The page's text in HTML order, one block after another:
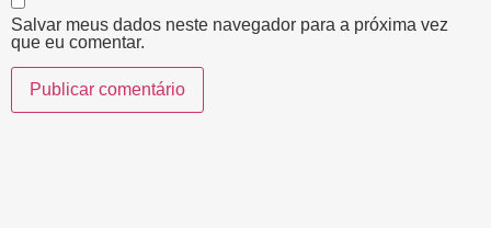
Salvar meus dados neste navegador para a próxima vez
que eu comentar.